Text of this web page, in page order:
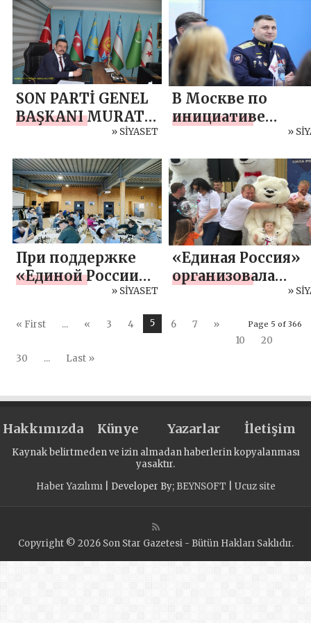
MESAJI
SON PARTİ GENEL
BAŞKANI MURAT
ÇOBANOĞLU`NDAN
MESAJI
» SİYASET
В Москве по
инициативе
«Единой России»
школьников с
участником СВО
»
При поддержке
«Единой России»
на Чукотке и в
состоялись
теннисные
» SİYASET
«Единая Россия»
организовала
патриотические,
спортивные
по всей стране в
»
Page 5 of 366
« First ... « 3 4 5 6 7
»
10
20
30
... Last »
Hakkımızda Künye Yazarlar İletişim
Kaynak belirtmeden ve izin almadan haberlerin kopyalanması
yasaktır.
Haber Yazılımı| Developer By; BEYNSOFT Ucuz site
Copyright © 2026 Son Star Gazetesi - Bütün Hakları Saklıdır.